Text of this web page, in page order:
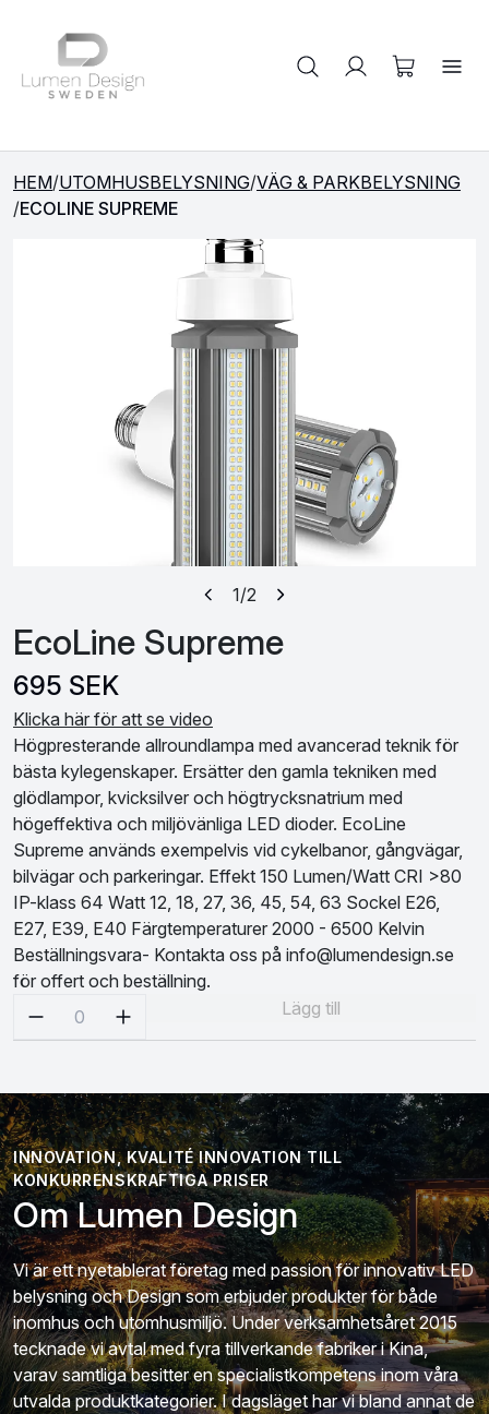
Sök på produkter
HEM/UTOMHUSBELYSNING/VÄG & PARKBELYSNING
/ECOLINE SUPREME
1/2
EcoLine Supreme
695 SEK
Klicka här för att se video
Högpresterande allroundlampa med avancerad teknik för
bästa kylegenskaper. Ersätter den gamla tekniken med
glödlampor, kvicksilver och högtrycksnatrium med
högeffektiva och miljövänliga LED dioder. EcoLine
Supreme används exempelvis vid cykelbanor, gångvägar,
bilvägar och parkeringar. Effekt 150 Lumen/Watt CRI >80
IP-klass 64 Watt 12, 18, 27, 36, 45, 54, 63 Sockel E26,
E27, E39, E40 Färgtemperaturer 2000 - 6500 Kelvin
Beställningsvara- Kontakta oss på info@lumendesign.se
för offert och beställning.
Välj antal
0 Lägg till
INNOVATION, KVALITÉ INNOVATION TILL
KONKURRENSKRAFTIGA PRISER
Om Lumen Design
Vi är ett nyetablerat företag med passion för innovativ LED
belysning och Design som erbjuder produkter för både
inomhus och utomhusmiljö. Under verksamhetsåret 2015
tecknade vi avtal med fyra tillverkande fabriker i Kina,
varav samtliga besitter en specialistkompetens inom våra
utvalda produktkategorier. I dagsläget har vi bland annat de